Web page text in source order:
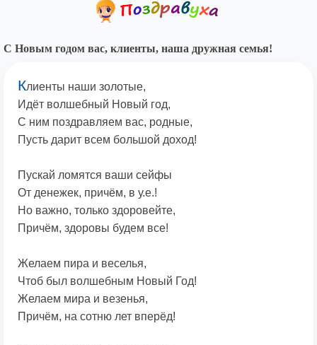
С Новым годом вас, клиенты, наша дружная семья!
Клиенты наши золотые,
Идёт волшебный Новый год,
С ним поздравляем вас, родные,
Пусть дарит всем большой доход!
Пускай ломятся ваши сейфы
От денежек, причём, в у.е.!
Но важно, только здоровейте,
Причём, здоровы будем все!
Желаем пира и веселья,
Чтоб был волшебным Новый Год!
Желаем мира и везенья,
Причём, на сотню лет вперёд!